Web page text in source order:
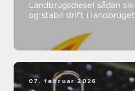
Landbrugsdiesel sådan sikrer du effektiv
og stabil drift i landbruget
07. februar 2026